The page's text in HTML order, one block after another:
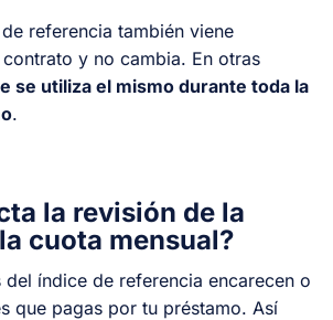
referencia también viene
y no cambia. En otras
se utiliza el mismo durante toda la
.
la revisión de la
cuota mensual?
del índice de referencia encarecen o
que pagas por tu préstamo. Así